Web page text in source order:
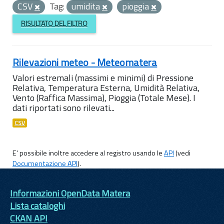
CSV
Tag: umidita pioggia
RISULTATO DEL FILTRO
Rilevazioni meteo - Meteomatera
Valori estremali (massimi e minimi) di Pressione
Relativa, Temperatura Esterna, Umidità Relativa,
Vento (Raffica Massima), Pioggia (Totale Mese). I
dati riportati sono rilevati...
CSV
E' possibile inoltre accedere al registro usando leAPI(vedi
Documentazione API).
Informazioni OpenData Matera
Lista cataloghi
CKAN API